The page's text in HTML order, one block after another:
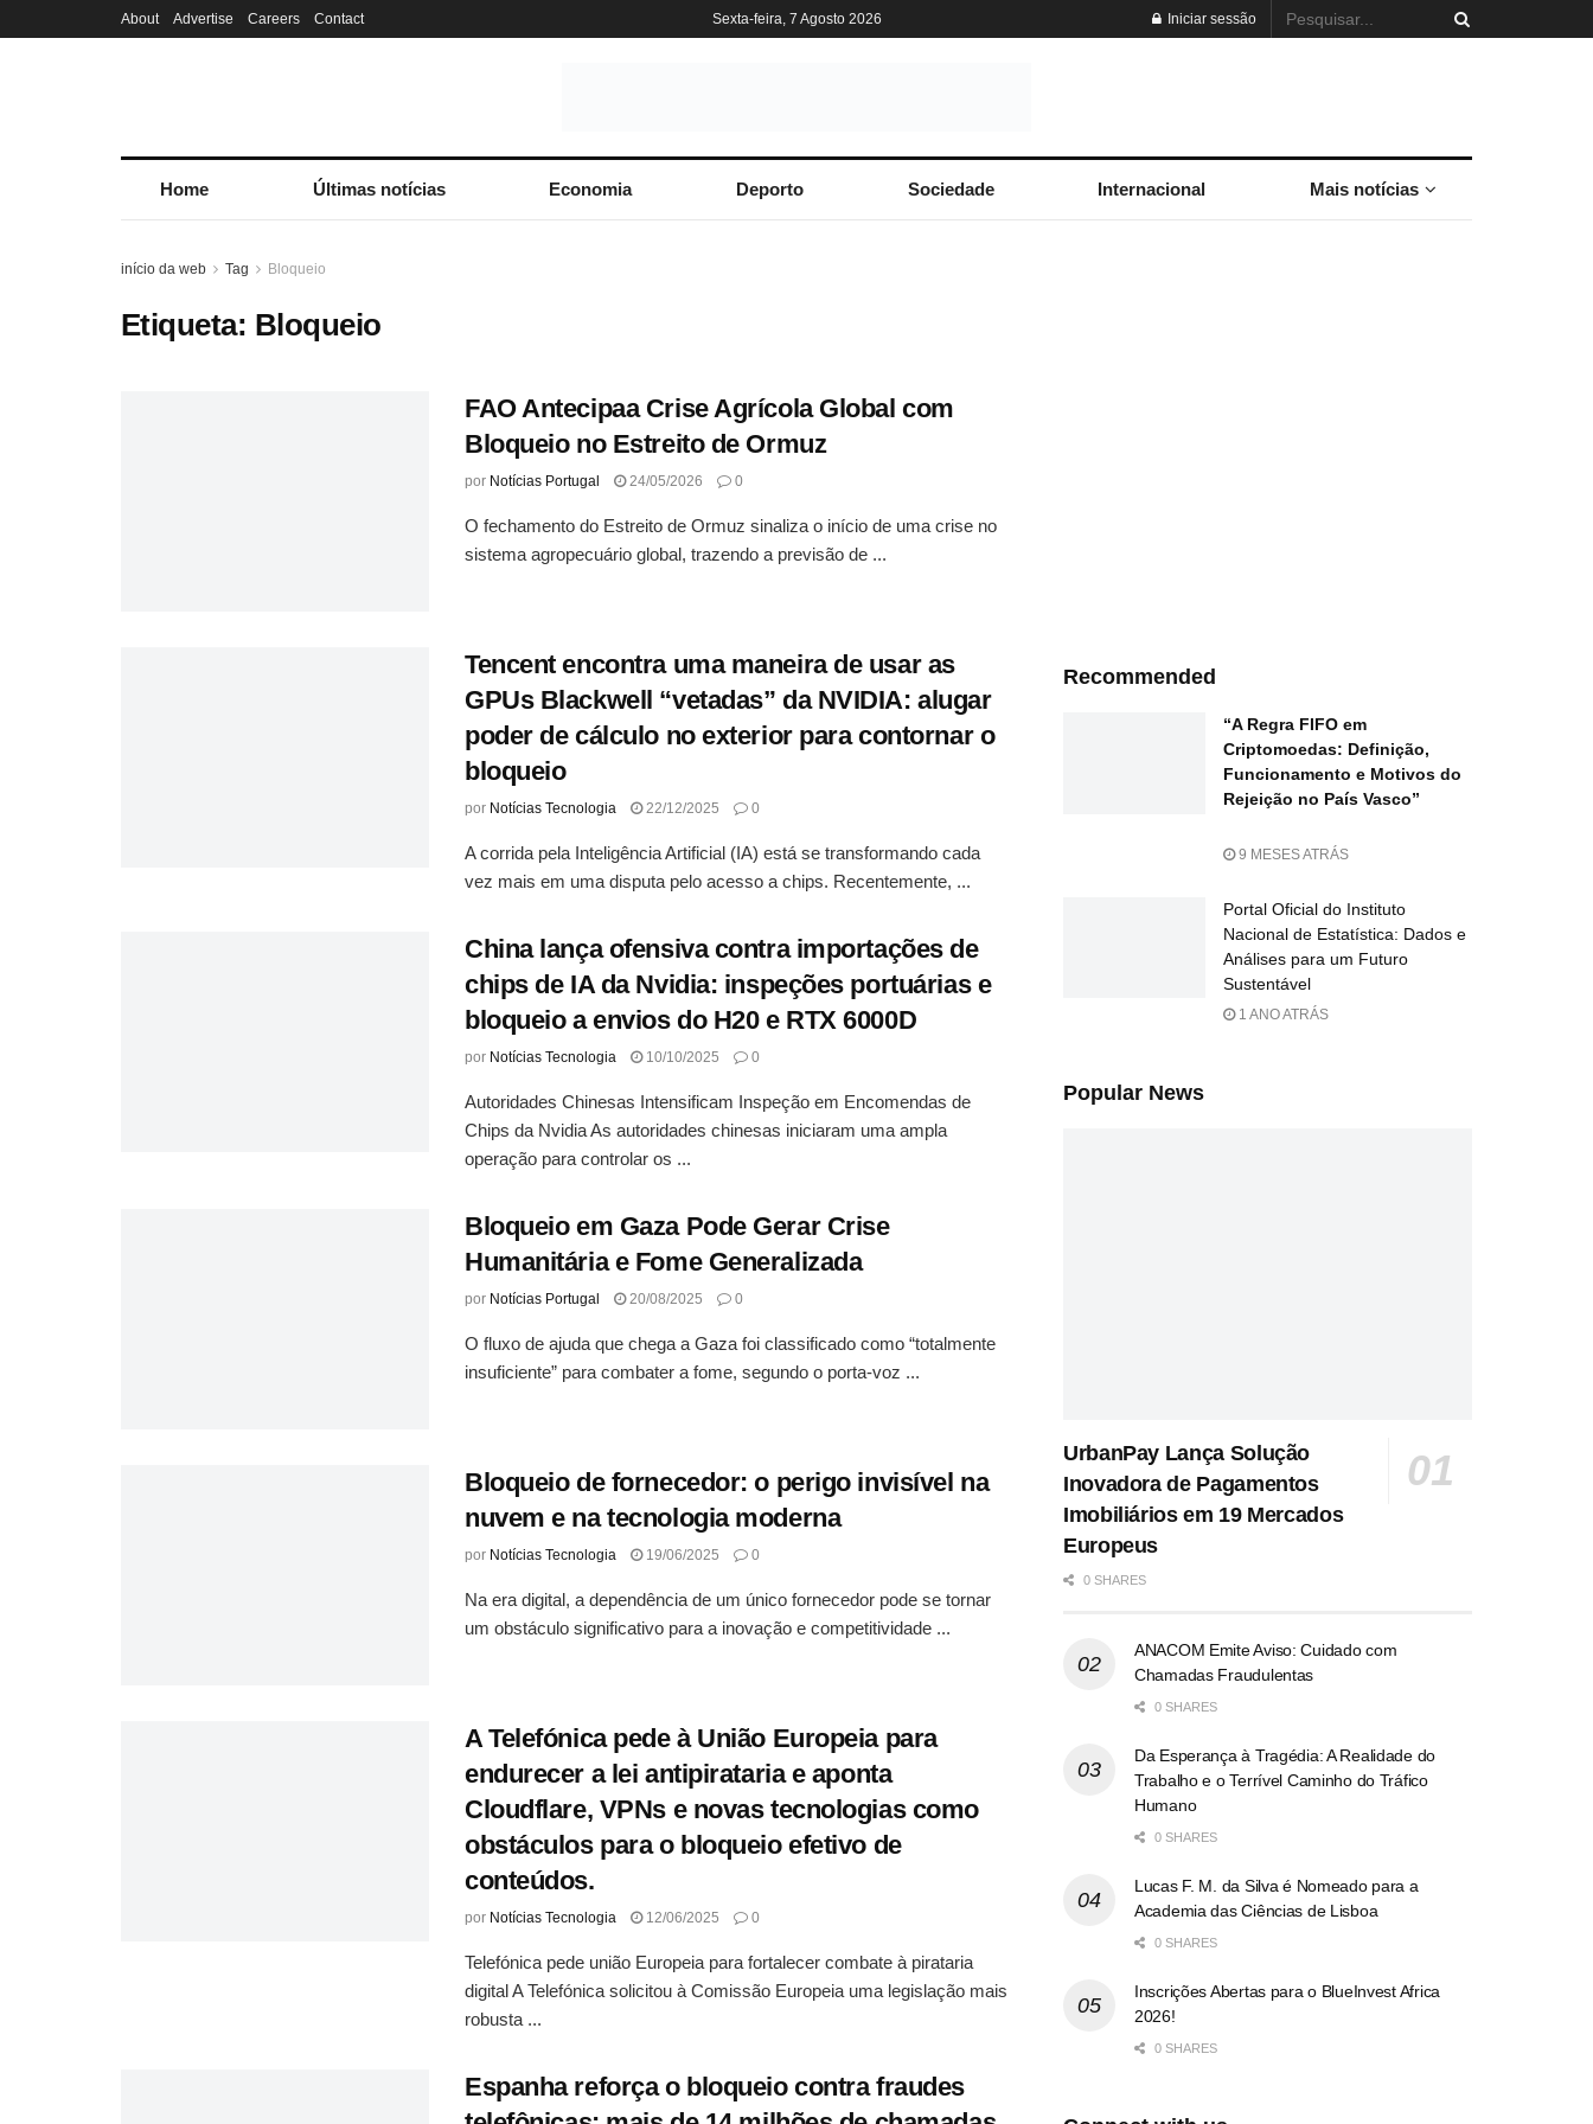
About Advertise Careers Contact Sexta-feira, 7 Agosto 2026 Iniciar sessão
Home Últimas notícias Economia Deporto Sociedade Internacional Mais notícias
início da web Tag Bloqueio
Etiqueta: Bloqueio
FAO Antecipaa Crise Agrícola Global com
Bloqueio no Estreito de Ormuz
por Notícias Portugal 24/05/2026 0
O fechamento do Estreito de Ormuz sinaliza o início de uma crise no
sistema agropecuário global, trazendo a previsão de ...
Tencent encontra uma maneira de usar as
GPUs Blackwell “vetadas” da NVIDIA: alugar
poder de cálculo no exterior para contornar o
bloqueio
por Notícias Tecnologia 22/12/2025 0
A corrida pela Inteligência Artificial (IA) está se transformando cada
vez mais em uma disputa pelo acesso a chips. Recentemente, ...
China lança ofensiva contra importações de
chips de IA da Nvidia: inspeções portuárias e
bloqueio a envios do H20 e RTX 6000D
por Notícias Tecnologia 10/10/2025 0
Autoridades Chinesas Intensificam Inspeção em Encomendas de
Chips da Nvidia As autoridades chinesas iniciaram uma ampla
operação para controlar os ...
Bloqueio em Gaza Pode Gerar Crise
Humanitária e Fome Generalizada
por Notícias Portugal 20/08/2025 0
O fluxo de ajuda que chega a Gaza foi classificado como “totalmente
insuficiente” para combater a fome, segundo o porta-voz ...
Bloqueio de fornecedor: o perigo invisível na
nuvem e na tecnologia moderna
por Notícias Tecnologia 19/06/2025 0
Na era digital, a dependência de um único fornecedor pode se tornar
um obstáculo significativo para a inovação e competitividade ...
A Telefónica pede à União Europeia para
endurecer a lei antipirataria e aponta
Cloudflare, VPNs e novas tecnologias como
obstáculos para o bloqueio efetivo de
conteúdos.
por Notícias Tecnologia 12/06/2025 0
Telefónica pede união Europeia para fortalecer combate à pirataria
digital A Telefónica solicitou à Comissão Europeia uma legislação mais
robusta ...
Espanha reforça o bloqueio contra fraudes
Recommended
“A Regra FIFO em
Criptomoedas: Definição,
Funcionamento e Motivos do
Rejeição no País Vasco”
9 MESES ATRÁS
Portal Oficial do Instituto
Nacional de Estatística: Dados e
Análises para um Futuro
Sustentável
1 ANO ATRÁS
Popular News
UrbanPay Lança Solução
Inovadora de Pagamentos
Imobiliários em 19 Mercados
Europeus
0 SHARES
ANACOM Emite Aviso: Cuidado com
Chamadas Fraudulentas
0 SHARES
Da Esperança à Tragédia: A Realidade do
Trabalho e o Terrível Caminho do Tráfico
Humano
0 SHARES
Lucas F. M. da Silva é Nomeado para a
Academia das Ciências de Lisboa
0 SHARES
Inscrições Abertas para o BlueInvest Africa
2026!
0 SHARES